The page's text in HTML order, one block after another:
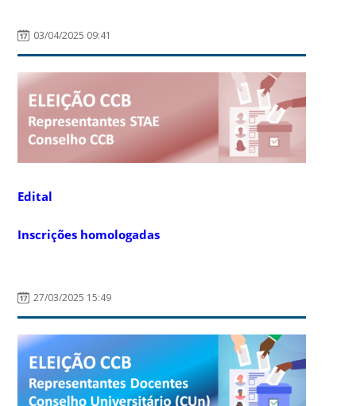
03/04/2025 09:41
Edital
Inscrições homologadas
27/03/2025 15:49